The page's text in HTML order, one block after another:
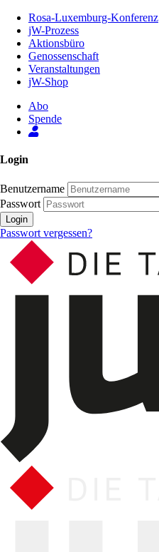
Inhalt
Seite
Rosa-Luxemburg-Konferenz
jW-Prozess
Aktionsbüro
Genossenschaft
Veranstaltungen
jW-Shop
Abo
Spende
Login
Benutzername
Passwort
Login
Passwort vergessen?